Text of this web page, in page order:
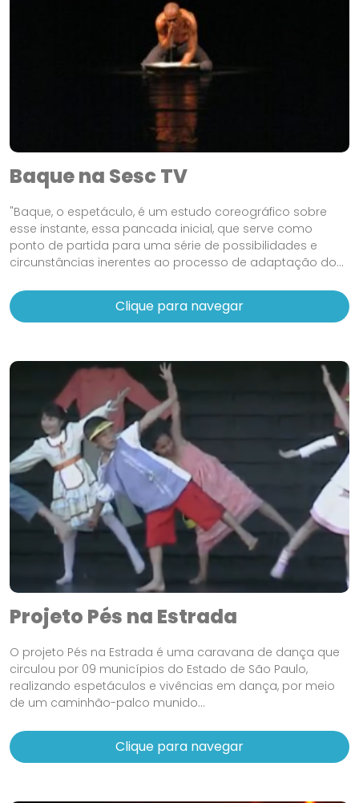
Baque na Sesc TV
"Baque, o espetáculo, é um estudo coreográfico sobre
esse instante, essa pancada inicial, que serve como
ponto de partida para uma série de possibilidades e
circunstâncias inerentes ao processo de adaptação do...
Clique para navegar
Projeto Pés na Estrada
O projeto Pés na Estrada é uma caravana de dança que
circulou por 09 municípios do Estado de São Paulo,
realizando espetáculos e vivências em dança, por meio
de um caminhão-palco munido...
Clique para navegar